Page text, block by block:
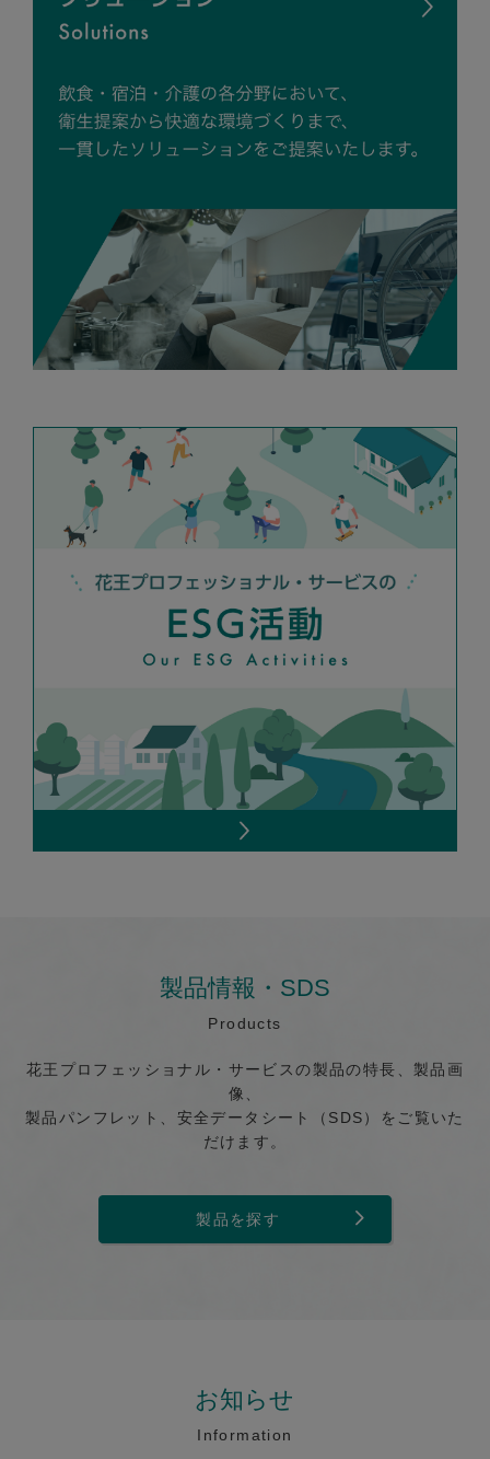
製品情報・SDS
Products
花王プロフェッショナル・サービスの製品の特長、製品画
像、
製品パンフレット、安全データシート（SDS）をご覧いた
だけます。
製品を探す
お知らせ
Information